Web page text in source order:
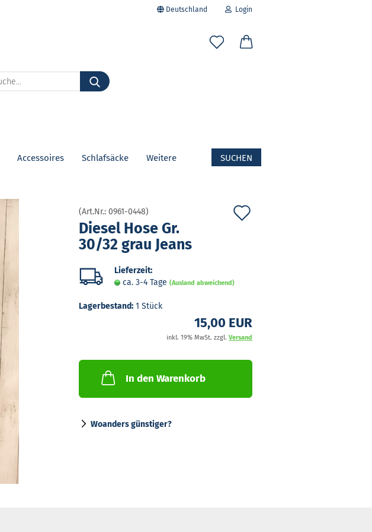
Deutschland Login
E-Mail
Suche...
Accessoires Schlafsäcke SUCHEN
Weitere
(Art.Nr.: 0961-0448)
Die­sel Hose Gr.
30/32 grau Jeans
Lieferzeit:
ca. 3-4 Tage (Ausland abweichend)
Lagerbestand: 1 Stück
15,00 EUR
inkl. 19% MwSt. zzgl. Versand
In den Warenkorb
Woanders günstiger?